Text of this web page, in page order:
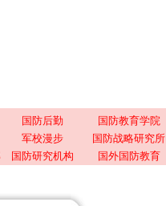
国防后勤
国防教育学院
军校漫步
国防战略研究所
国防研究机构 国外国防教育